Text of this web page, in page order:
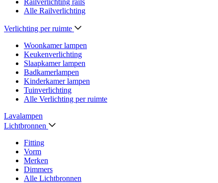
Railverlichting rails
Alle Railverlichting
Verlichting per ruimte
Woonkamer lampen
Keukenverlichting
Slaapkamer lampen
Badkamerlampen
Kinderkamer lampen
Tuinverlichting
Alle Verlichting per ruimte
Lavalampen
Lichtbronnen
Fitting
Vorm
Merken
Dimmers
Alle Lichtbronnen